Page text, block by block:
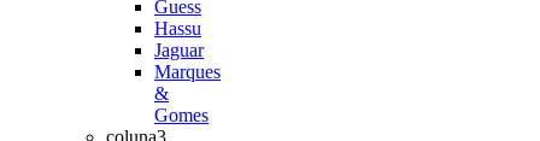
Guess
Hassu
Jaguar
Marques
&
Gomes